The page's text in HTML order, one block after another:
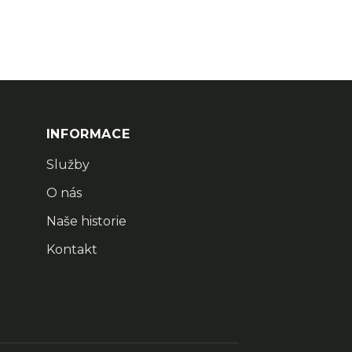
INFORMACE
Služby
O nás
Naše historie
Kontakt